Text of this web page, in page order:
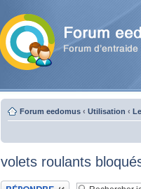
Forum eedomus ‹ Utilisation ‹
volets roulants
Publier une réponse